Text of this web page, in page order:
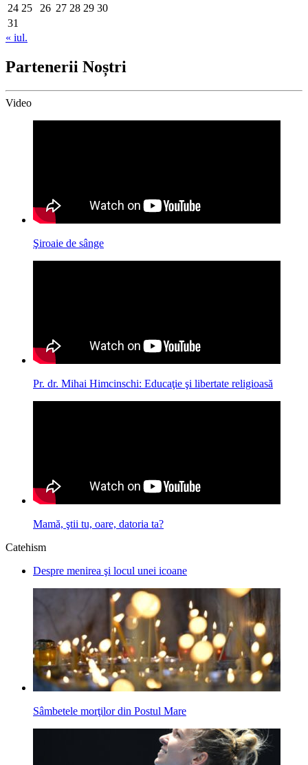
24 25 26 27 28 29 30
31
« iul.
Partenerii Noștri
Video
Şiroaie de sânge
Pr. dr. Mihai Himcinschi: Educaţie şi libertate religioasă
Mamă, ştii tu, oare, datoria ta?
Catehism
Despre menirea şi locul unei icoane
Sâmbetele morţilor din Postul Mare